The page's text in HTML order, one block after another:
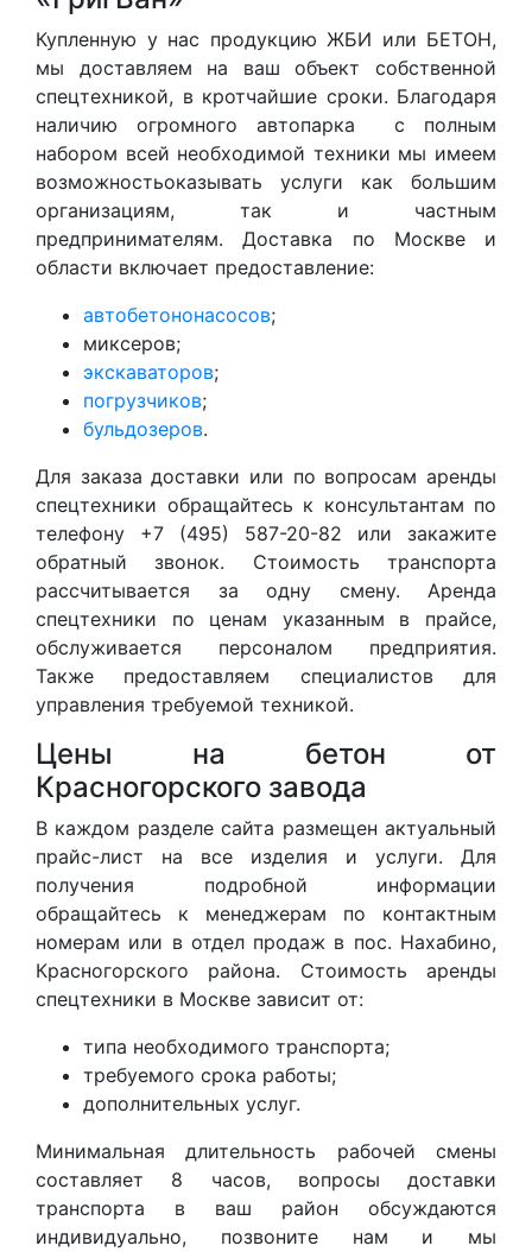
Купленную у нас продукцию ЖБИ или БЕТОН,
мы доставляем на ваш объект собственной
спецтехникой, в кротчайшие сроки. Благодаря
наличию огромного автопарка с полным
набором всей необходимой техники мы имеем
возможностьоказывать услуги как большим
организациям, так и частным
предпринимателям. Доставка по Москве и
области включает предоставление:
автобетононасосов;
миксеров;
экскаваторов;
погрузчиков;
бульдозеров.
Для заказа доставки или по вопросам аренды
спецтехники обращайтесь к консультантам по
телефону +7 (495) 587-20-82 или закажите
обратный звонок. Стоимость транспорта
рассчитывается за одну смену. Аренда
спецтехники по ценам указанным в прайсе,
обслуживается персоналом предприятия.
Также предоставляем специалистов для
управления требуемой техникой.
Цены на бетон от
Красногорского завода
В каждом разделе сайта размещен актуальный
прайс-лист на все изделия и услуги. Для
получения подробной информации
обращайтесь к менеджерам по контактным
номерам или в отдел продаж в пос. Нахабино,
Красногорского района. Стоимость аренды
спецтехники в Москве зависит от:
типа необходимого транспорта;
требуемого срока работы;
дополнительных услуг.
Минимальная длительность рабочей смены
составляет 8 часов, вопросы доставки
транспорта в ваш район обсуждаются
индивидуально, позвоните нам и мы